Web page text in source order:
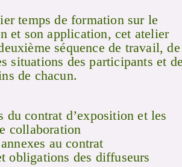
temps de formation sur le
et son application, cet atelier
séquence de travail, de
situations des participants et
de chacun.
contrat d’exposition et les
collaboration
au contrat
obligations des diffuseurs